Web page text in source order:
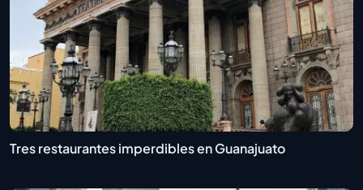
Tres restaurantes imperdibles en Guanajuato